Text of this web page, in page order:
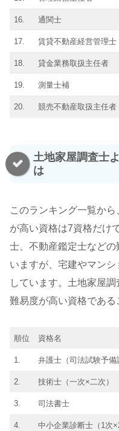
16. 通関士
17. 賃貸不動産経営管理士
18. 貸金業務取扱主任者
19. 測量士補
20. 競売不動産取扱主任者
土地家屋調査士
は
このランキング一覧か
が高い資格は7資格だけ
士、不動産鑑定士など
いますが、宅建やマン
しています。土地家屋
難易度が高い資格である
順位 資格名
1. 弁護士（司法試験
2. 技術士（一次×二次）
3. 司法書士
4. 中小企業診断士（1次